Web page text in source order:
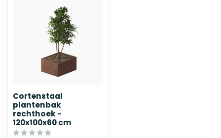
Cortenstaal
plantenbak
rechthoek -
120x100x60 cm